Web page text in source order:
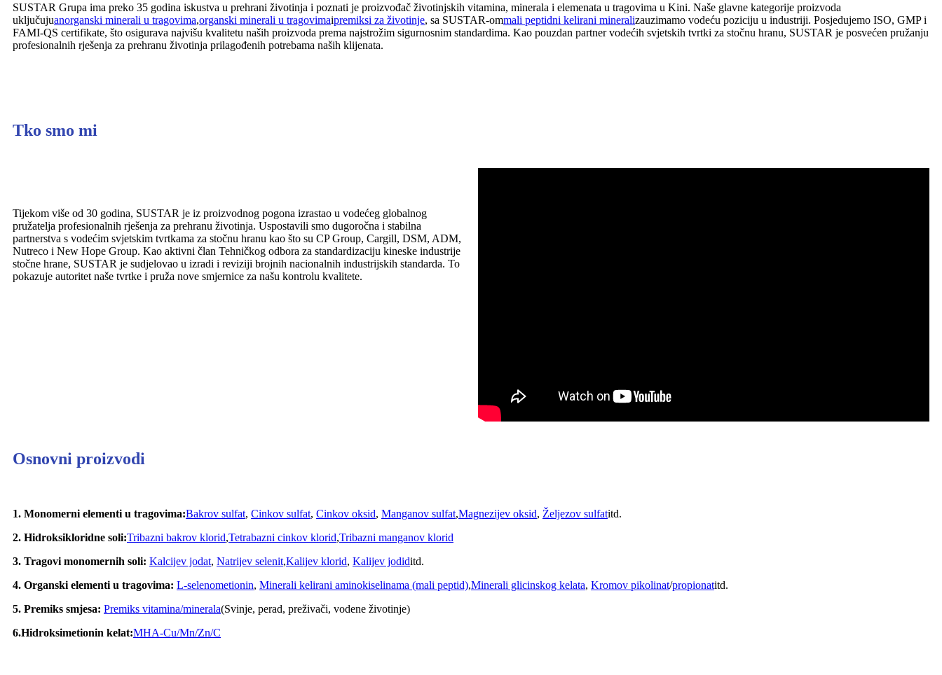
SUSTAR Grupa ima preko 35 godina iskustva u prehrani životinja i poznati je proizvođač životinjskih vitamina, minerala i elemenata u tragovima u Kini. Naše glavne kategorije proizvoda
uključujuanorganski minerali u tragovima,organski minerali u tragovimaipremiksi za životinje, sa SUSTAR-ommali peptidni kelirani mineralizauzimamo vodeću poziciju u industriji. Posjedujemo ISO, GMP i
FAMI-QS certifikate, što osigurava najvišu kvalitetu naših proizvoda prema najstrožim sigurnosnim standardima. Kao pouzdan partner vodećih svjetskih tvrtki za stočnu hranu, SUSTAR je posvećen pružanju
profesionalnih rješenja za prehranu životinja prilagođenih potrebama naših klijenata.
Tko smo mi
Tijekom više od 30 godina, SUSTAR je iz proizvodnog pogona izrastao u vodećeg globalnog
pružatelja profesionalnih rješenja za prehranu životinja. Uspostavili smo dugoročna i stabilna
partnerstva s vodećim svjetskim tvrtkama za stočnu hranu kao što su CP Group, Cargill, DSM, ADM,
Nutreco i New Hope Group. Kao aktivni član Tehničkog odbora za standardizaciju kineske industrije
stočne hrane, SUSTAR je sudjelovao u izradi i reviziji brojnih nacionalnih industrijskih standarda. To
pokazuje autoritet naše tvrtke i pruža nove smjernice za našu kontrolu kvalitete.
Osnovni proizvodi
1. Monomerni elementi u tragovima:Bakrov sulfat, Cinkov sulfat, Cinkov oksid, Manganov sulfat,Magnezijev oksid, Željezov sulfatitd.
2. Hidroksikloridne soli:Tribazni bakrov klorid,Tetrabazni cinkov klorid,Tribazni manganov klorid
3. Tragovi monomernih soli: Kalcijev jodat, Natrijev selenit,Kalijev klorid, Kalijev jodiditd.
4. Organski elementi u tragovima: L-selenometionin, Minerali kelirani aminokiselinama (mali peptid),Minerali glicinskog kelata, Kromov pikolinat/propionatitd.
5. Premiks smjesa: Premiks vitamina/minerala(Svinje, perad, preživači, vodene životinje)
6.Hidroksimetionin kelat:MHA-Cu/Mn/Zn/C